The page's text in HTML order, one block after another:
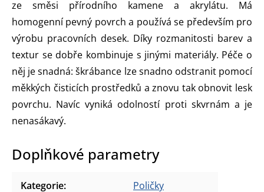
ze směsi přírodního kamene a akrylátu. Má
homogenní pevný povrch a používá se především pro
výrobu pracovních desek. Díky rozmanitosti barev a
textur se dobře kombinuje s jinými materiály. Péče o
něj je snadná: škrábance lze snadno odstranit pomocí
měkkých čisticích prostředků a znovu tak obnovit lesk
povrchu. Navíc vyniká odolností proti skvrnám a je
nenasákavý.
Doplňkové parametry
Kategorie: Poličky